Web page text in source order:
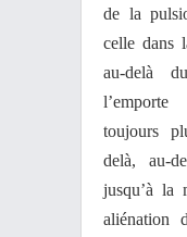
de la
celle dans
au-delà
toujours
delà, au-
jusqu’à la
aliénation